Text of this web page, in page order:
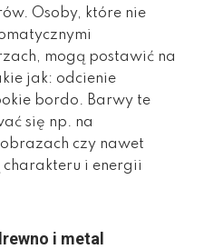
Osoby, które nie
mogą postawić na
jak: odcienie
bordo. Barwy te
się np. na
czy nawet
i energii
i metal